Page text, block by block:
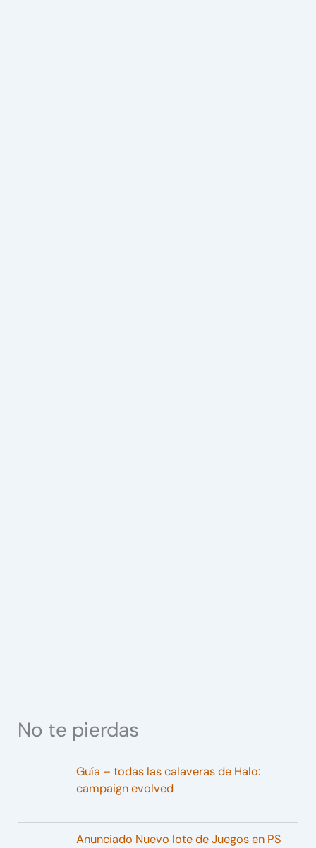
No te pierdas
Guía – todas las calaveras de Halo:
campaign evolved
Anunciado Nuevo lote de Juegos en PS